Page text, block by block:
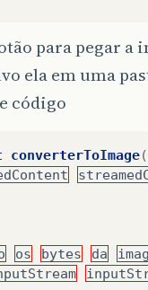
para pegar
ela em uma
código
converterToImage(
os bytes da